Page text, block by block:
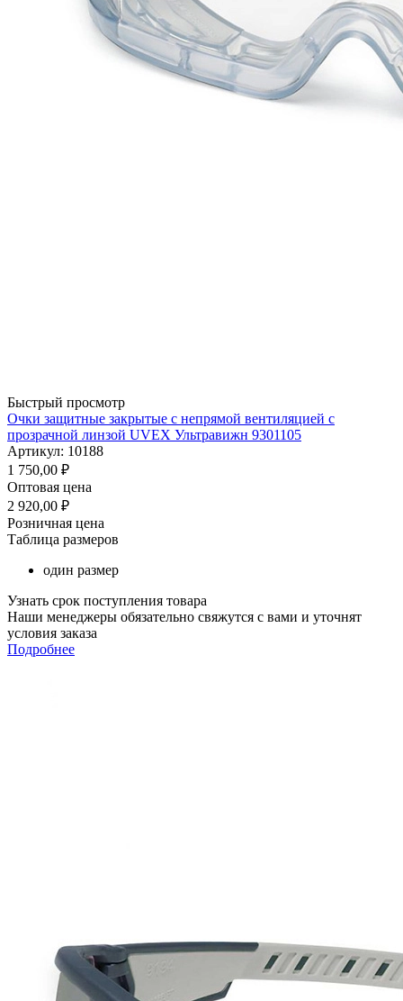
Быстрый просмотр
Очки защитные закрытые с непрямой вентиляцией с
прозрачной линзой UVEX Ультравижн 9301105
Артикул: 10188
1 750,00 ₽
Оптовая цена
2 920,00 ₽
Розничная цена
Таблица размеров
один размер
Узнать срок поступления товара
Наши менеджеры обязательно свяжутся с вами и уточнят
условия заказа
Подробнее